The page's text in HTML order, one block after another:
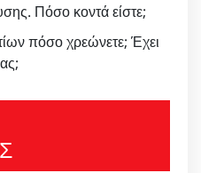
Πόσο κοντά είστε;
πόσο χρεώνετε; Έχει